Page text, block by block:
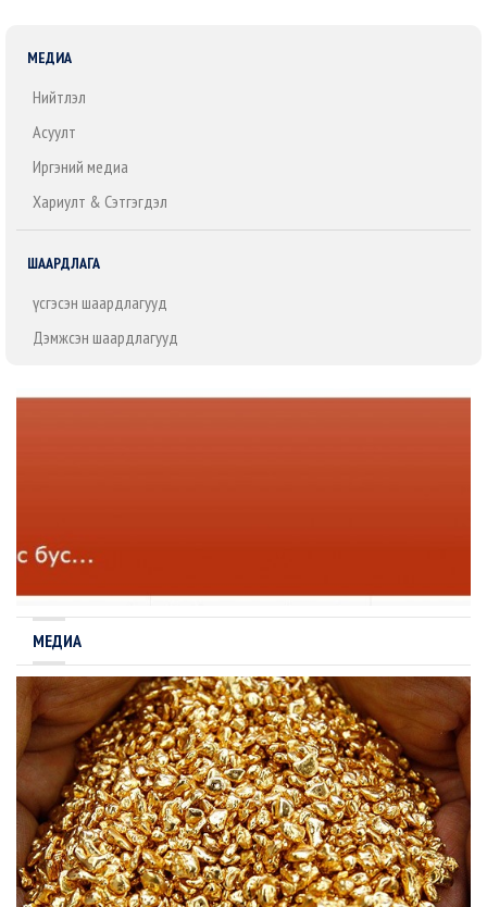
МЕДИА
Нийтлэл
Асуулт
Иргэний медиа
Хариулт & Сэтгэгдэл
ШААРДЛАГА
Үүсгэсэн шаардлагууд
Дэмжсэн шаардлагууд
МЕДИА